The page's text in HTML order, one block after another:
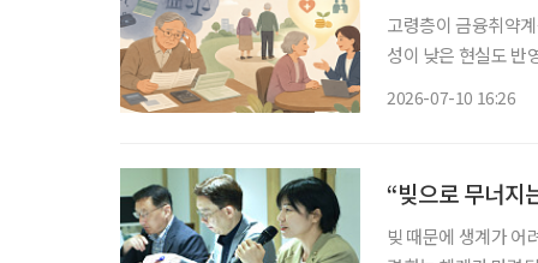
고령층이 금융취약
성이 낮은 현실도 반영돼 있다는 분석
2026-07-10 16:26
“빚으로 무너지
빚 때문에 생계가 어